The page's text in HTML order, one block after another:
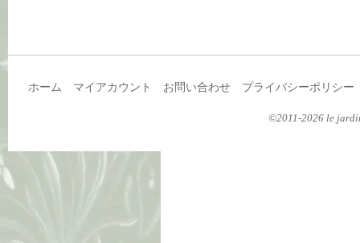
ホーム マイアカウント お問い合わせ プライバシーポリシー
©2011-2026 le